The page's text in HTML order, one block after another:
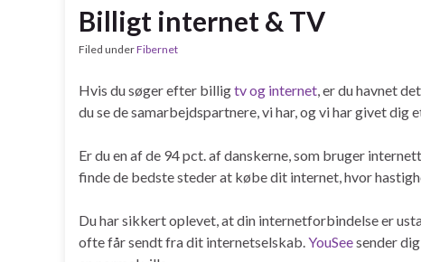
Billigt internet & TV
Filed underFibernet
Hvis du søger efter billigtv og internet, er du havnet
du se de samarbejdspartnere, vi har, og vi har givet
Er du en af de 94 pct. af danskerne, som bruger
finde de bedste steder at købe dit internet, hvor
Du har sikkert oplevet, at din internetforbindelse er
ofte får sendt fra dit internetselskab.YouSeesender